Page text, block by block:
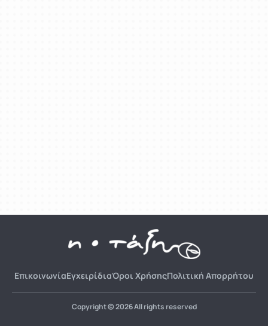
ΕπικοινωνίαΕγχειρίδιαΌροι ΧρήσηςΠολιτική Απορρήτου
Copyright © 2026 All rights reserved